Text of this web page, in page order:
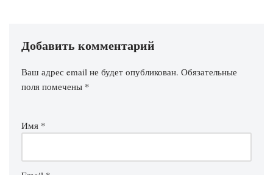
Добавить комментарий
Ваш адрес email не будет опубликован. Обязательные
поля помечены *
Имя *